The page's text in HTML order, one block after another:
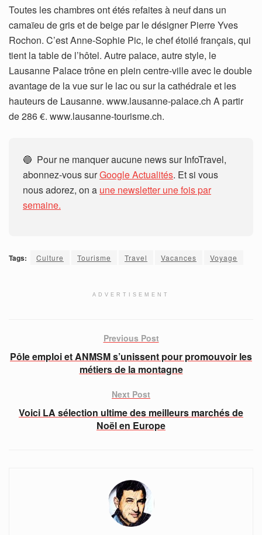
Toutes les chambres ont étés refaites à neuf dans un
camaïeu de gris et de beige par le désigner Pierre Yves
Rochon. C’est Anne-Sophie Pic, le chef étoilé français, qui
tient la table de l’hôtel. Autre palace, autre style, le
Lausanne Palace trône en plein centre-ville avec le double
avantage de la vue sur le lac ou sur la cathédrale et les
hauteurs de Lausanne. www.lausanne-palace.ch A partir
de 286 €. www.lausanne-tourisme.ch.
🔵 Pour ne manquer aucune news sur InfoTravel,
abonnez-vous surGoogle Actualités. Et si vous
nous adorez, on a une newsletter une fois par
semaine.
Tags: Culture Tourisme Travel Vacances Voyage
ADVERTISEMENT
Previous Post
Pôle emploi et ANMSM s’unissent pour promouvoir les
métiers de la montagne
Next Post
Voici LA sélection ultime des meilleurs marchés de
Noël en Europe